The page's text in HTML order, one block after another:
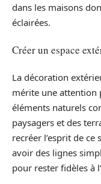
dans les maisons
éclairées.
Créer un espace
La décoration
mérite une attention
éléments naturels
paysagers et des
recréer l’esprit de ce
avoir des lignes
pour rester fidèles à